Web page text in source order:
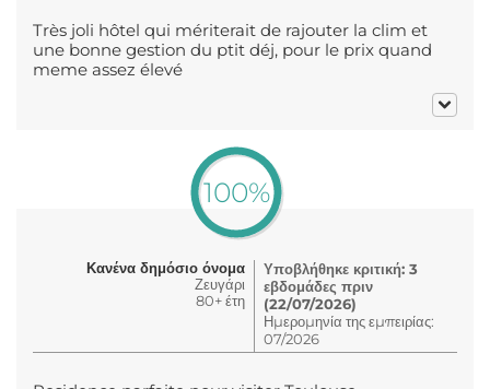
Très joli hôtel qui mériterait de rajouter la clim et
une bonne gestion du ptit déj, pour le prix quand
meme assez élevé
100%
Κανένα δημόσιο όνομα
Ζευγάρι
80+ έτη
Υποβλήθηκε κριτική: 3
εβδομάδες πριν
(22/07/2026)
Ημερομηνία της εμπειρίας:
07/2026